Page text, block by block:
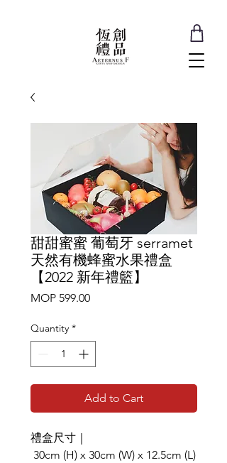
甜甜蜜蜜 葡萄牙 serramet
天然有機蜂蜜水果禮盒
【2022 新年禮籃】
MOP 599.00Price
Quantity *
Add to Cart
禮盒尺寸｜
30cm (H) x 30cm (W) x 12.5cm (L)